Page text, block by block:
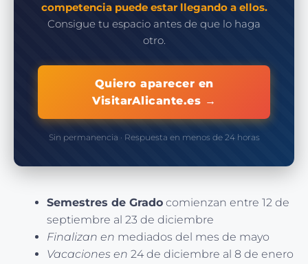
competencia puede estar llegando a ellos.
Consigue tu espacio antes de que lo haga
otro.
Quiero aparecer en
VisitarAlicante.es →
Sin permanencia · Respuesta en menos de 24 horas
Semestres de Grado comienzan entre 12 de
septiembre al 23 de diciembre
Finalizan en mediados del mes de mayo
Vacaciones en 24 de diciembre al 8 de enero